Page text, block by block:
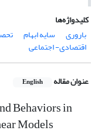
کلیدواژه‌ها
باروری
سایه ابهام
اقتصادی- اجتماعی
عنوان مقاله English
Behaviors in
Models